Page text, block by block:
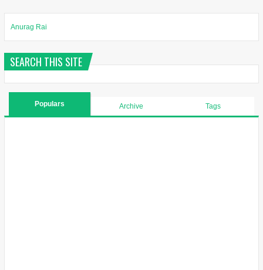
Anurag Rai
SEARCH THIS SITE
Populars Archive Tags